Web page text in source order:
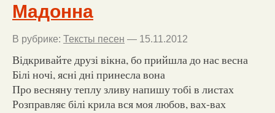
Мадонна
В рубрике: Тексты песен — 15.11.2012
Відкривайте друзі вікна, бо прийшла до нас весна
Білі ночі, ясні дні принесла вона
Про весняну теплу зливу напишу тобі в листах
Розправляє білі крила вся моя любов, вах-вах